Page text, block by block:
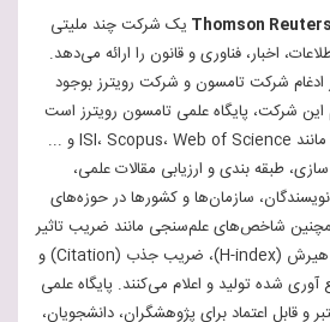
Thomson Reuters یک شرکت چند ملیتی
اخبار، فناوری و قانون را ارائه می‌دهد.
شرکت در سال 2008 از ادغام شرکت تامسون و شرکت رویترز بوجود
شرکت، پایگاه علمی تامسون رویترز است
که شامل پایگاه‌ های داده‌ای مانند ISI، Scopus، Web of Science و ...
طبقه‌ بندی و ارزیابی مقالات علمی،
نویسندگان، سازمان‌ها و کشورها در حوزه‌های
شاخص‌های علم‌سنجی مانند ضریب تاثیر
(Impact Factor)، ضریب هیرش (H-index)، ضریب جذب (Citation) و
شده تولید و اعلام می‌کنند. پایگاه علمی
و قابل اعتماد برای پژوهشگران، دانشجویان،